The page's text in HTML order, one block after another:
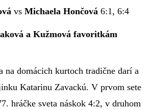
vs Michaela Hončová 6:1, 6:4
a Kužmová favoritkám
na domácich kurtoch tradične darí a
Katarinu Zavackú. V prvom sete
hráčke sveta náskok 4:2, v druhom